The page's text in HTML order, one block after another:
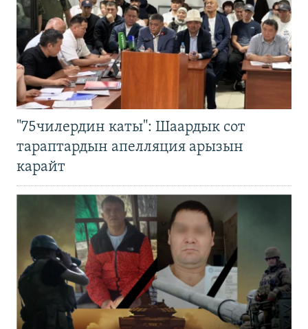
"75чилердин каты": Шаардык сот
тараптардын апелляция арызын
карайт